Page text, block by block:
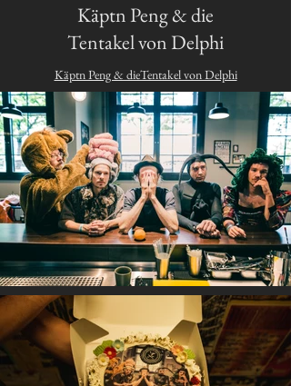
Käptn Peng & die
Tentakel von Delphi
Käptn Peng & dieTentakel von Delphi